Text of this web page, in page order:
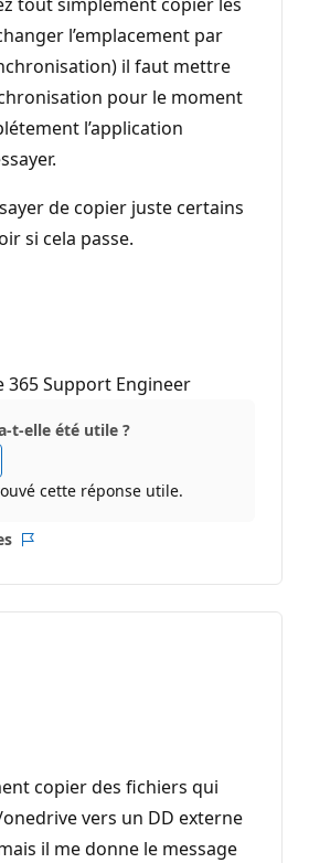
l’emplacement par
il faut mettre
pour le moment
l’application
de copier juste certains
si cela passe.
Support Engineer
t-elle été utile ?
cette réponse utile.
copier des fichiers qui
vers un DD externe
il me donne le message